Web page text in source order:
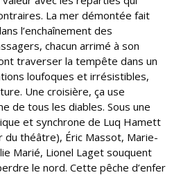
La mer démontée fait
l’enchaînement des
chacun arrimé à son
traverser la tempête dans un
loufoques et irrésistibles,
Une croisière, ça use
de tous les diables. Sous une
et synchrone de Luq Hamett
du théâtre), Éric Massot, Marie-
Marié, Lionel Laget souquent
le nord. Cette pêche d’enfer